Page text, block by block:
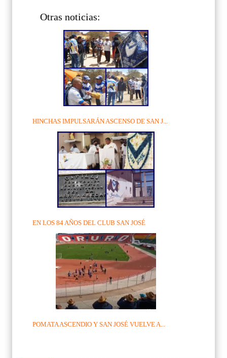
Otras noticias:
HINCHAS IMPULSARÁN ASCENSO DE SAN J...
EN LOS 84 AÑOS DEL CLUB SAN JOSÉ
POMATA ASCENDIO Y SAN JOSÉ VUELVE A...